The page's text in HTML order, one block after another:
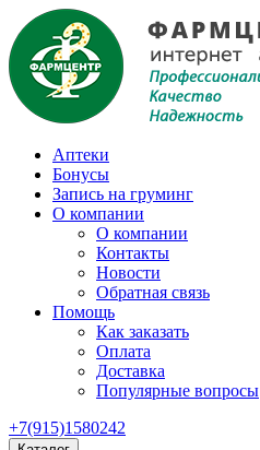
Аптеки
Бонусы
Запись на груминг
О компании
О компании
Контакты
Новости
Обратная связь
Помощь
Как заказать
Оплата
Доставка
Популярные вопросы
+7(915)1580242